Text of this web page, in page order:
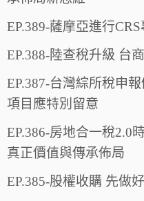
EP.389-薩摩亞進行
EP.388-陸查稅升級 台
EP.387-台灣綜所稅申
項目應特別留意
EP.386-房地合一稅2.0
真正價值與傳承佈局
EP.385-股權收購 先做